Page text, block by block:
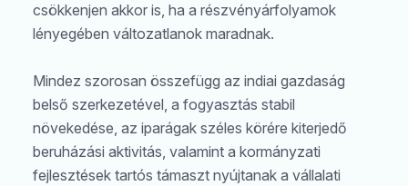
csökkenjen akkor is, ha a részvényárfolyamok
lényegében változatlanok maradnak.
Mindez szorosan összefügg az indiai gazdaság
belső szerkezetével, a fogyasztás stabil
növekedése, az iparágak széles körére kiterjedő
beruházási aktivitás, valamint a kormányzati
fejlesztések tartós támaszt nyújtanak a vállalati